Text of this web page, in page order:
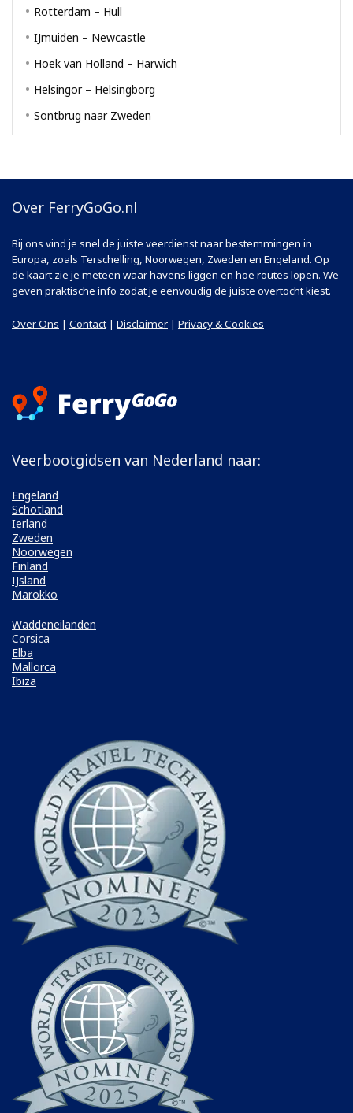
Rotterdam – Hull
IJmuiden – Newcastle
Hoek van Holland – Harwich
Helsingor – Helsingborg
Sontbrug naar Zweden
Over FerryGoGo.nl
Bij ons vind je snel de juiste veerdienst naar bestemmingen in
Europa, zoals Terschelling, Noorwegen, Zweden en Engeland. Op
de kaart zie je meteen waar havens liggen en hoe routes lopen. We
geven praktische info zodat je eenvoudig de juiste overtocht kiest.
Over Ons | Contact| Disclaimer | Privacy & Cookies
Veerbootgidsen van Nederland naar:
Engeland
Schotland
Ierland
Zweden
Noorwegen
Finland
IJsland
Marokko
Waddeneilanden
Corsica
Elba
Mallorca
Ibiza